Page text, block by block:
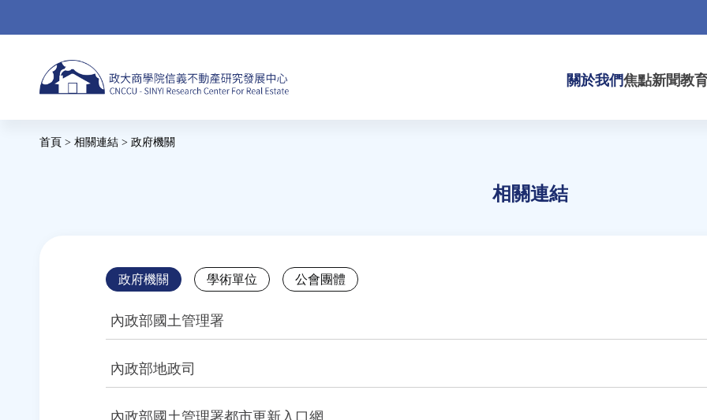
關於我們焦點新聞教
首頁 > 相關連結 > 政府機關
相關連結
Back
to
top
政府機關 學術單位 公會團體
內政部國土管理署
內政部地政司
內政部國土管理署都市更新入口網
to